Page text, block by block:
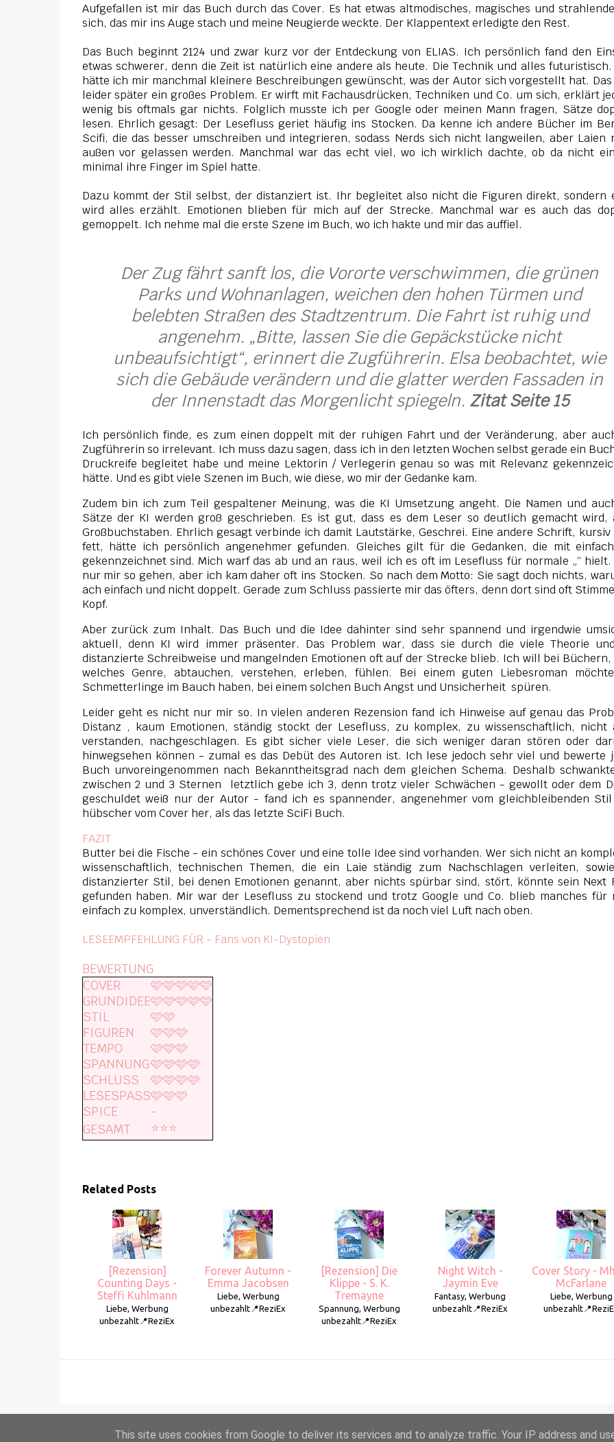
Aufgefallen ist mir das Buch durch das Cover. Es hat etwas altmodisches, magisches und
sich, das mir ins Auge stach und meine Neugierde weckte. Der Klappentext erledigte den Rest.
Das Buch beginnt 2124 und zwar kurz vor der Entdeckung von ELIAS. Ich persönlich fand den
etwas schwerer, denn die Zeit ist natürlich eine andere als heute. Die Technik und alles
hätte ich mir manchmal kleinere Beschreibungen gewünscht, was der Autor sich vorgestellt hat.
leider später ein großes Problem. Er wirft mit Fachausdrücken, Techniken und Co. um sich, erklärt
wenig bis oftmals gar nichts. Folglich musste ich per Google oder meinen Mann fragen, Sätze
lesen. Ehrlich gesagt: Der Lesefluss geriet häufig ins Stocken. Da kenne ich andere Bücher im
Scifi, die das besser umschreiben und integrieren, sodass Nerds sich nicht langweilen, aber Laien
außen vor gelassen werden. Manchmal war das echt viel, wo ich wirklich dachte, ob da nicht
minimal ihre Finger im Spiel hatte.
Dazu kommt der Stil selbst, der distanziert ist. Ihr begleitet also nicht die Figuren direkt, sondern
wird alles erzählt. Emotionen blieben für mich auf der Strecke. Manchmal war es auch das
gemoppelt. Ich nehme mal die erste Szene im Buch, wo ich hakte und mir das auffiel.
Der Zug fährt sanft los, die Vororte verschwimmen, die grünen
Parks und Wohnanlagen, weichen den hohen Türmen und
belebten Straßen des Stadtzentrum. Die Fahrt ist ruhig und
angenehm. „Bitte, lassen Sie die Gepäckstücke nicht
unbeaufsichtigt“, erinnert die Zugführerin. Elsa beobachtet, wie
sich die Gebäude verändern und die glatter werden Fassaden in
der Innenstadt das Morgenlicht spiegeln. Zitat Seite 15
Ich persönlich finde, es zum einen doppelt mit der ruhigen Fahrt und der Veränderung, aber
Zugführerin so irrelevant. Ich muss dazu sagen, dass ich in den letzten Wochen selbst gerade ein
Druckreife begleitet habe und meine Lektorin / Verlegerin genau so was mit Relevanz
hätte. Und es gibt viele Szenen im Buch, wie diese, wo mir der Gedanke kam.
Zudem bin ich zum Teil gespaltener Meinung, was die KI Umsetzung angeht. Die Namen und
Sätze der KI werden groß geschrieben. Es ist gut, dass es dem Leser so deutlich gemacht wird,
Großbuchstaben. Ehrlich gesagt verbinde ich damit Lautstärke, Geschrei. Eine andere Schrift, kursiv
fett, hätte ich persönlich angenehmer gefunden. Gleiches gilt für die Gedanken, die mit
gekennzeichnet sind. Mich warf das ab und an raus, weil ich es oft im Lesefluss für normale „“ hielt.
nur mir so gehen, aber ich kam daher oft ins Stocken. So nach dem Motto: Sie sagt doch nichts,
ach einfach und nicht doppelt. Gerade zum Schluss passierte mir das öfters, denn dort sind oft
Kopf.
Aber zurück zum Inhalt. Das Buch und die Idee dahinter sind sehr spannend und irgendwie
aktuell, denn KI wird immer präsenter. Das Problem war, dass sie durch die viele Theorie
distanzierte Schreibweise und mangelnden Emotionen oft auf der Strecke blieb. Ich will bei Büchern,
welches Genre, abtauchen, verstehen, erleben, fühlen. Bei einem guten Liebesroman
Schmetterlinge im Bauch haben, bei einem solchen Buch Angst und Unsicherheit spüren.
Leider geht es nicht nur mir so. In vielen anderen Rezension fand ich Hinweise auf genau das
Distanz , kaum Emotionen, ständig stockt der Lesefluss, zu komplex, zu wissenschaftlich, nicht
verstanden, nachgeschlagen. Es gibt sicher viele Leser, die sich weniger daran stören oder
hinwegsehen können - zumal es das Debüt des Autoren ist. Ich lese jedoch sehr viel und bewerte
Buch unvoreingenommen nach Bekanntheitsgrad nach dem gleichen Schema. Deshalb
zwischen 2 und 3 Sternen letztlich gebe ich 3, denn trotz vieler Schwächen - gewollt oder dem
geschuldet weiß nur der Autor - fand ich es spannender, angenehmer vom gleichbleibenden
hübscher vom Cover her, als das letzte SciFi Buch.
FAZIT
Butter bei die Fische - ein schönes Cover und eine tolle Idee sind vorhanden. Wer sich nicht an
wissenschaftlich, technischen Themen, die ein Laie ständig zum Nachschlagen verleiten,
distanzierter Stil, bei denen Emotionen genannt, aber nichts spürbar sind, stört, könnte sein Next
gefunden haben. Mir war der Lesefluss zu stockend und trotz Google und Co. blieb manches für
einfach zu komplex, unverständlich. Dementsprechend ist da noch viel Luft nach oben.
LESEEMPFEHLUNG FÜR - Fans von KI-Dystopien
BEWERTUNG
COVER
🩷🩷🩷🩷🩷
GRUNDIDEE🩷🩷🩷🩷🩷
STIL
🩷🩷
FIGUREN
🩷🩷🩷
TEMPO
🩷🩷🩷
SPANNUNG🩷🩷🩷🩷
SCHLUSS
🩷🩷🩷🩷
LESESPASS🩷🩷🩷
SPICE
-
GESAMT
⭐️⭐️⭐️
Related Posts
[Rezension]
Counting Days -
Steffi Kuhlmann
Liebe, Werbung
unbezahlt📍ReziEx
Forever Autumn -
Emma Jacobsen
Liebe, Werbung
unbezahlt📍ReziEx
[Rezension] Die
Klippe - S. K.
Tremayne
Spannung, Werbung
unbezahlt📍ReziEx
Night Witch -
Jaymin Eve
Fantasy, Werbung
unbezahlt📍ReziEx
Cover Story -
McFarlane
Liebe, Werbung
This site uses cookies from Google to deliver its services and to analyze traffic. Your IP address and